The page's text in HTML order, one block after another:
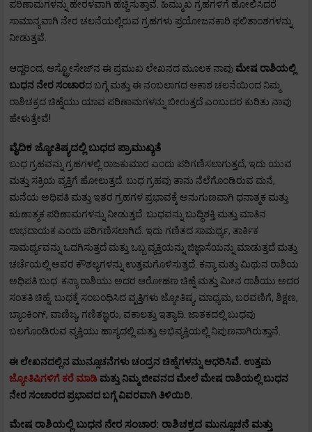
ಪರಿಣಾಮಗಳನ್ನು ಹೇರಳವಾಗಿ ಹೆಚ್ಚಿಸುತ್ತಾವೆ. ಹಿಮ್ಮುಖ ಗ್ರಹಗಳಿಗೆ ಹೋಲಿಸಿದರೆ
ಸಾಮಾನ್ಯವಾಗಿ ನೇರ ಚಲನೆಯಲ್ಲಿರುವ ಗ್ರಹಗಳು ಪ್ರಯೋಜನಕಾರಿ ಫಲಿತಾಂಶಗಳನ್ನು
ನೀಡುತ್ತವೆ.
ಆದ್ದರಿಂದ, ಆಸ್ಟ್ರೋಸೇಜ್‌ನ ಈ ಪ್ರಮುಖ ಲೇಖನದ ಮೂಲಕ ನಾವು ಮೇಷ ರಾಶಿಯಲ್ಲಿ
ಬುಧನ ನೇರ ಸಂಚಾರದ ಬಗ್ಗೆ ಮತ್ತು ಈ ನಂಬಲಾಗದ ಆಕಾಶ ಚಲನೆಯಿಂದ ನಿಮ್ಮ
ರಾಶಿಚಕ್ರದ ಚಿಹ್ನೆಯು ಯಾವ ಪರಿಣಾಮಗಳನ್ನು ಬೀರುತ್ತದೆ ಎಂಬುದರ ಕುರಿತು ನಾವು
ಹೇಳುತ್ತೇವೆ!
ವೈದಿಕ ಜ್ಯೋತಿಷ್ಯದಲ್ಲಿ ಬುಧದ ಪ್ರಾಮುಖ್ಯತೆ
ಬುಧ ಗ್ರಹವನ್ನು ಗ್ರಹಗಳಲ್ಲಿ ರಾಜಕುಮಾರ ಎಂದು ಪರಿಗಣಿಸಲಾಗುತ್ತದೆ, ಇದು ಯುವ
ಮತ್ತು ಸಕ್ರಿಯ ವ್ಯಕ್ತಿಗೆ ಹೋಲುತ್ತದೆ. ಬುಧ ಗ್ರಹವು ತಾನು ನೆಲೆಗೊಂಡಿರುವ ಮನೆ,
ಮನೆಯ ಅಧಿಪತಿ ಮತ್ತು ಇತರ ಗ್ರಹಗಳ ಪ್ರಭಾವಕ್ಕೆ ಅನುಗುಣವಾಗಿ ಧನಾತ್ಮಕ ಮತ್ತು
ಋಣಾತ್ಮಕ ಪರಿಣಾಮಗಳನ್ನು ನೀಡುತ್ತದೆ. ಬುಧವನ್ನು ಬುದ್ಧಿಶಕ್ತಿ ಮತ್ತು ಮಾತಿನ
ಲಾಭದಾಯಕ ಎಂದು ಪರಿಗಣಿಸಲಾಗಿದೆ. ಇದು ಗಣಿತದ ಸಾಮರ್ಥ್ಯ, ತಾರ್ಕಿಕ
ಸಾಮರ್ಥ್ಯವನ್ನು ಒದಗಿಸುತ್ತದೆ ಮತ್ತು ಒಬ್ಬ ವ್ಯಕ್ತಿಯನ್ನು ಜಿಜ್ಞಾಸೆಯನ್ನು ಮಾಡುತ್ತದೆ ಮತ್ತು
ಚರ್ಚೆಯಲ್ಲಿ ಅವರ ಕೌಶಲ್ಯಗಳನ್ನು ಉತ್ತಮಗೊಳಿಸುತ್ತದೆ. ಕನ್ಯಾ ಮತ್ತು ಮಿಥುನ ರಾಶಿಯ
ಅಧಿಪತಿ ಬುಧ. ಕನ್ಯಾ ರಾಶಿಯು ಅದರ ಆರೋಹಣ ಚಿಹ್ನೆ ಮತ್ತು ಮೀನ ರಾಶಿಯು ಅದರ
ಸಂತತಿ ಚಿಹ್ನೆ. ಬುಧಕ್ಕೆ ಸಂಬಂಧಿಸಿದ ವೃತ್ತಿಗಳು ಜ್ಯೋತಿಷ್ಯ, ಮಾಧ್ಯಮ, ಬರವಣಿಗೆ, ಶಿಕ್ಷಣ,
ಬ್ಯಾಂಕಿಂಗ್, ವಾಣಿಜ್ಯ, ಗಣಿತಜ್ಞರು, ವಕಾಲತ್ತು ಇತ್ಯಾದಿ. ಜಾತಕದಲ್ಲಿ ಬುಧವು
ಬಲಗೊಂಡಿರುವ ವ್ಯಕ್ತಿಯು ಹಾಸ್ಯದಲ್ಲಿ ಮತ್ತು ಅಭಿವ್ಯಕ್ತಿಯಲ್ಲಿ ನಿಪುಣನಾಗಿರುತ್ತಾನೆ.
ಈ ಲೇಖನದಲ್ಲಿನ ಮುನ್ಸೂಚನೆಗಳು ಚಂದ್ರನ ಚಿಹ್ನೆಗಳನ್ನು ಆಧರಿಸಿವೆ. ಉತ್ತಮ
ಜ್ಯೋತಿಷಿಗಳಿಗೆ ಕರೆ ಮಾಡಿ ಮತ್ತು ನಿಮ್ಮ ಜೀವನದ ಮೇಲೆ ಮೇಷ ರಾಶಿಯಲ್ಲಿ ಬುಧನ
ನೇರ ಸಂಚಾರದ ಪ್ರಭಾವದ ಬಗ್ಗೆ ವಿವರವಾಗಿ ತಿಳಿಯಿರಿ.
ಮೇಷ ರಾಶಿಯಲ್ಲಿ ಬುಧನ ನೇರ ಸಂಚಾರ: ರಾಶಿಚಕ್ರದ ಮುನ್ಸೂಚನೆ ಮತ್ತು